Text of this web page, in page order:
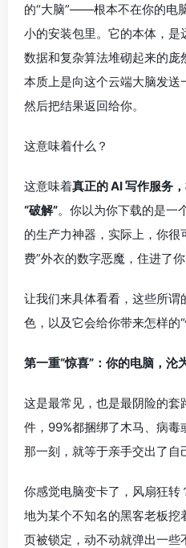
的“大脑”——根本不在你的电
小的安装包里。它的本体，
数据和复杂算法堆砌起来的庞
本质上是向这个云端大脑发送
然后把结果返回给你。
这意味着什么？
这意味着真正的 AI 写作服务
“破解”。你以为你下载的是一
的生产力神器，实际上，你很
费”外衣的数字恶魔，住进了
让我们来具体看看，这些所谓
色，以及它会给你带来怎样的“
第一重“惊喜”：你的电脑，沦
这是最常见，也是最阴险的套
件，99%都捆绑了木马、病毒
那一刻，就等于亲手交出了自
你感觉电脑变卡了，风扇狂转
地为某个不知名的黑客老板挖
页被锁定，动不动就弹出一些